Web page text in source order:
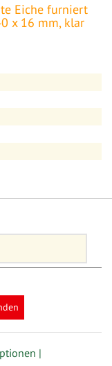
Eiche furniert
x 16 mm, klar
|